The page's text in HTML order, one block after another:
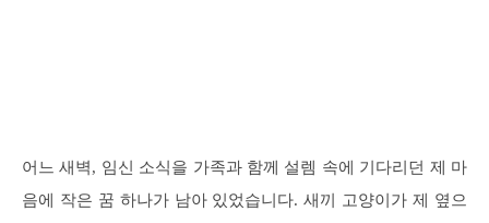
어느 새벽, 임신 소식을 가족과 함께 설렘 속에 기다리던 제 마
음에 작은 꿈 하나가 남아 있었습니다. 새끼 고양이가 제 옆으